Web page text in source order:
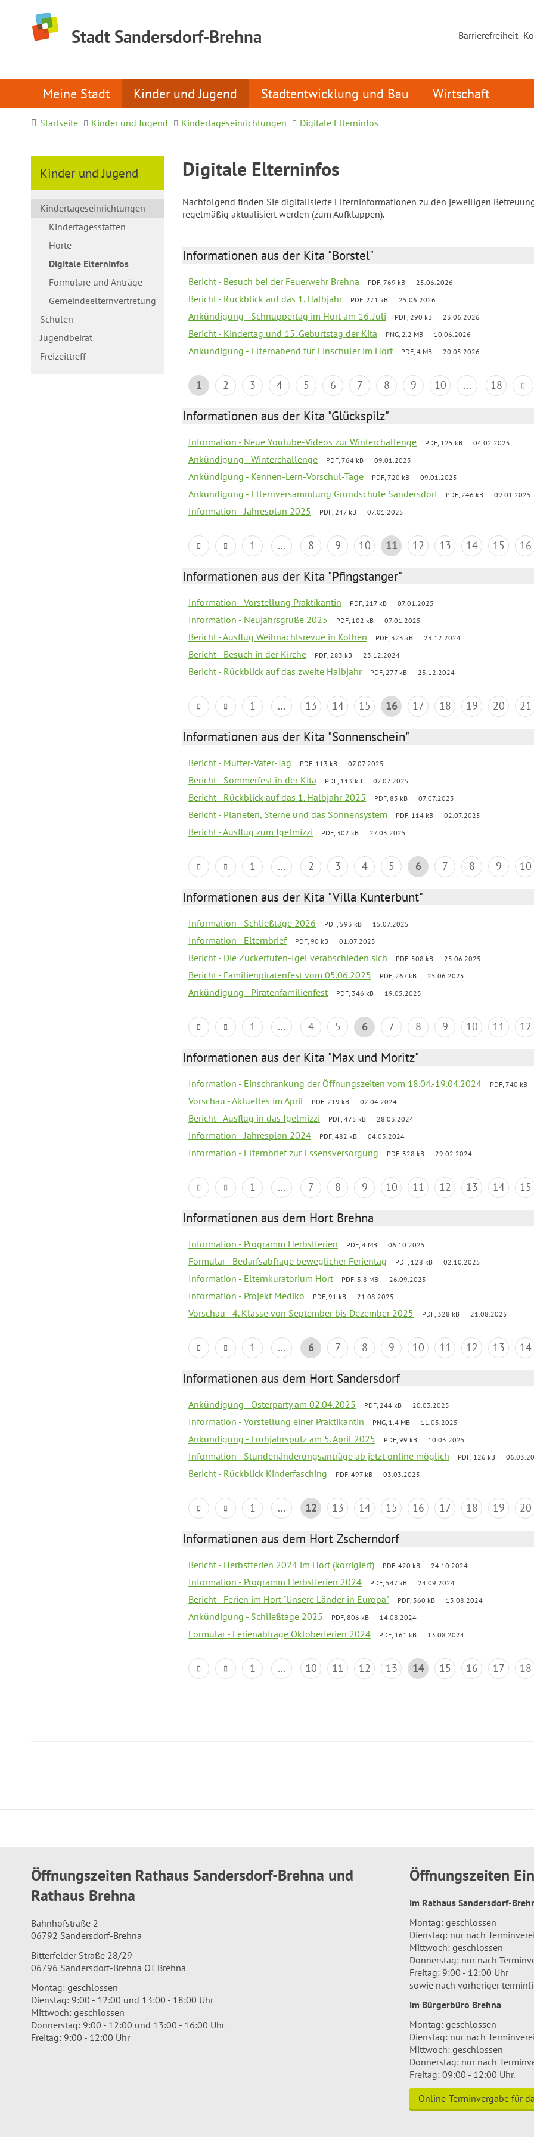
Stadt Sandersdorf-Brehna Barrierefreiheit
Meine Stadt Kinder und Jugend Stadtentwicklung und Bau Wirtschaft
Startseite Kinder und Jugend Kindertageseinrichtungen Digitale Elterninfos
Kinder und Jugend
Kindertageseinrichtungen
Kindertagesstätten
Horte
Digitale Elterninfos
Formulare und Anträge
Gemeindeelternvertretung
Schulen
Jugendbeirat
Freizeittreff
Digitale Elterninfos
Nachfolgend finden Sie digitalisierte Elterninformationen zu den jeweiligen
regelmäßig aktualisiert werden (zum Aufklappen).
Informationen aus der Kita "Borstel"
Bericht - Besuch bei der Feuerwehr Brehna PDF, 769 kB 25.06.2026
Bericht - Rückblick auf das 1. Halbjahr PDF, 271 kB 25.06.2026
Ankündigung - Schnuppertag im Hort am 16. Juli PDF, 290 kB 23.06.2026
Bericht - Kindertag und 15. Geburtstag der Kita PNG, 2.2 MB 10.06.2026
Ankündigung - Elternabend für Einschüler im Hort PDF, 4 MB 20.05.2026
1 2 3 4 5 6 7 8 9 10 ... 18
Informationen aus der Kita "Glückspilz"
Information - Neue Youtube-Videos zur Winterchallenge PDF, 125 kB 04.02.2025
Ankündigung - Winterchallenge PDF, 764 kB 09.01.2025
Ankündigung - Kennen-Lern-Vorschul-Tage PDF, 720 kB 09.01.2025
Ankündigung - Elternversammlung Grundschule Sandersdorf PDF, 246 kB 09.01.2025
Information - Jahresplan 2025 PDF, 247 kB 07.01.2025
1 ... 8 9 10 11 12 13 14 15 16
Informationen aus der Kita "Pfingstanger"
Information - Vorstellung Praktikantin PDF, 217 kB 07.01.2025
Information - Neujahrsgrüße 2025 PDF, 102 kB 07.01.2025
Bericht - Ausflug Weihnachtsrevue in Köthen PDF, 323 kB 23.12.2024
Bericht - Besuch in der Kirche PDF, 283 kB 23.12.2024
Bericht - Rückblick auf das zweite Halbjahr PDF, 277 kB 23.12.2024
1 ... 13 14 15 16 17 18 19 20 21
Informationen aus der Kita "Sonnenschein"
Bericht - Mutter-Vater-Tag PDF, 113 kB 07.07.2025
Bericht - Sommerfest in der Kita PDF, 113 kB 07.07.2025
Bericht - Rückblick auf das 1. Halbjahr 2025 PDF, 85 kB 07.07.2025
Bericht - Planeten, Sterne und das Sonnensystem PDF, 114 kB 02.07.2025
Bericht - Ausflug zum Igelmizzi PDF, 302 kB 27.03.2025
1 ... 2 3 4 5 6 7 8 9 10
Informationen aus der Kita "Villa Kunterbunt"
Information - Schließtage 2026 PDF, 593 kB 15.07.2025
Information - Elternbrief PDF, 90 kB 01.07.2025
Bericht - Die Zuckertüten-Igel verabschieden sich PDF, 508 kB 25.06.2025
Bericht - Familienpiratenfest vom 05.06.2025 PDF, 267 kB 25.06.2025
Ankündigung - Piratenfamilienfest PDF, 346 kB 19.05.2025
1 ... 4 5 6 7 8 9 10 11 12
Informationen aus der Kita "Max und Moritz"
Information - Einschränkung der Öffnungszeiten vom 18.04.-19.04.2024 PDF, 740 kB
Vorschau - Aktuelles im April PDF, 219 kB 02.04.2024
Bericht - Ausflug in das Igelmizzi PDF, 475 kB 28.03.2024
Information - Jahresplan 2024 PDF, 482 kB 04.03.2024
Information - Elternbrief zur Essensversorgung PDF, 328 kB 29.02.2024
1 ... 7 8 9 10 11 12 13 14 15
Informationen aus dem Hort Brehna
Information - Programm Herbstferien PDF, 4 MB 06.10.2025
Formular - Bedarfsabfrage beweglicher Ferientag PDF, 128 kB 02.10.2025
Information - Elternkuratorium Hort PDF, 3.8 MB 26.09.2025
Information - Projekt Mediko PDF, 91 kB 21.08.2025
Vorschau - 4. Klasse von September bis Dezember 2025 PDF, 328 kB 21.08.2025
1 ... 6 7 8 9 10 11 12 13 14
Informationen aus dem Hort Sandersdorf
Ankündigung - Osterparty am 02.04.2025 PDF, 244 kB 20.03.2025
Information - Vorstellung einer Praktikantin PNG, 1.4 MB 11.03.2025
Ankündigung - Frühjahrsputz am 5. April 2025 PDF, 99 kB 10.03.2025
Information - Stundenänderungsanträge ab jetzt online möglich PDF, 126 kB
Bericht - Rückblick Kinderfasching PDF, 497 kB 03.03.2025
1 ... 12 13 14 15 16 17 18 19 20
Informationen aus dem Hort Zscherndorf
Bericht - Herbstferien 2024 im Hort (korrigiert) PDF, 420 kB 24.10.2024
Information - Programm Herbstferien 2024 PDF, 547 kB 24.09.2024
Bericht - Ferien im Hort "Unsere Länder in Europa" PDF, 560 kB 15.08.2024
Ankündigung - Schließtage 2025 PDF, 806 kB 14.08.2024
Formular - Ferienabfrage Oktoberferien 2024 PDF, 161 kB 13.08.2024
1 ... 10 11 12 13 14 15 16 17 18
Öffnungszeiten Rathaus Sandersdorf-Brehna und
Rathaus Brehna
Bahnhofstraße 2
06792 Sandersdorf-Brehna
Bitterfelder Straße 28/29
06796 Sandersdorf-Brehna OT Brehna
Montag: geschlossen
Dienstag: 9:00 - 12:00 und 13:00 - 18:00 Uhr
Mittwoch: geschlossen
Donnerstag: 9:00 - 12:00 und 13:00 - 16:00 Uhr
Freitag: 9:00 - 12:00 Uhr
Öffnungszeiten
im Rathaus Sandersdorf-
Montag: geschlossen
Dienstag: nur nach
Mittwoch: geschlossen
Donnerstag: nur nach
Freitag: 9:00 - 12:00 Uhr
sowie nach vorheriger
im Bürgerbüro Brehna
Montag: geschlossen
Dienstag: nur nach
Mittwoch: geschlossen
Donnerstag: nur nach
Freitag: 09:00 - 12:00 Uhr.
Online-Terminvergabe für